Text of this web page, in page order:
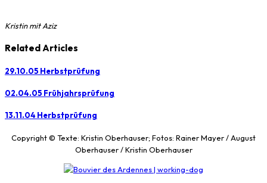
Kristin mit Aziz
Related Articles
29.10.05 Herbstprüfung
02.04.05 Frühjahrsprüfung
13.11.04 Herbstprüfung
Copyright © Texte: Kristin Oberhauser; Fotos: Rainer Mayer / August
Oberhauser / Kristin Oberhauser